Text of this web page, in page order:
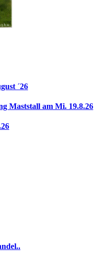
´26
Maststall am Mi. 19.8.26